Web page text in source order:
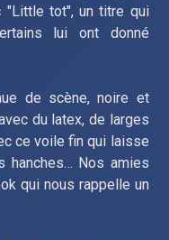
"Little tot", un titre qui
lui ont donné
de scène, noire et
du latex, de larges
ce voile fin qui laisse
hanches… Nos amies
qui nous rappelle un